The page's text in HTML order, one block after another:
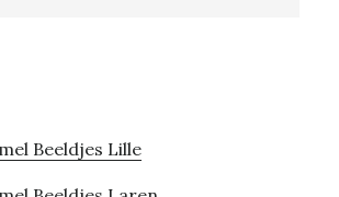
Beeldjes Lille